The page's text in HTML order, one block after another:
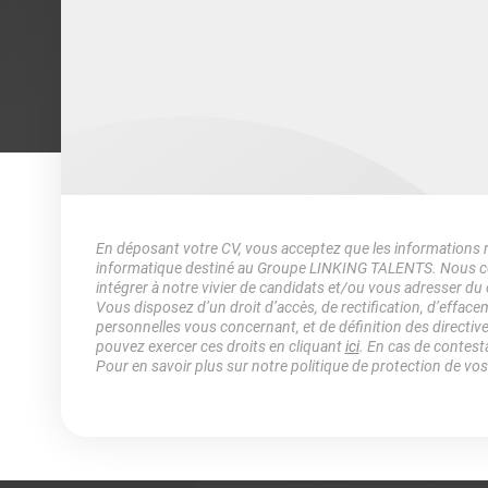
En déposant votre CV, vous acceptez que les informations
informatique destiné au Groupe LINKING TALENTS.
intégrer à notre vivier de candidats et/ou vous adresser du
Vous disposez d’un droit d’accès, de rectification,
personnelles vous concernant, et de définition des
pouvez exercer ces droits en cliquantici. En cas de
Pour en savoir plus sur notre politique de protection de